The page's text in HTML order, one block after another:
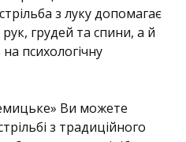
з луку допомагає
грудей та спини, а й
психологічну
Ви можете
з традиційного